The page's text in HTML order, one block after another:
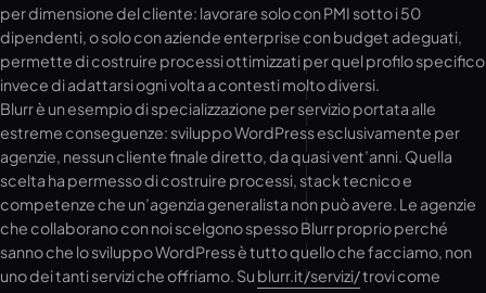
per dimensione del cliente: lavorare solo con PMI sotto i 50
dipendenti, o solo con aziende enterprise con budget adeguati,
permette di costruire processi ottimizzati per quel profilo specifico
invece di adattarsi ogni volta a contesti molto diversi.
Blurr è un esempio di specializzazione per servizio portata alle
estreme conseguenze: sviluppo WordPress esclusivamente per
agenzie, nessun cliente finale diretto, da quasi vent’anni. Quella
scelta ha permesso di costruire processi, stack tecnico e
competenze che un’agenzia generalista non può avere. Le agenzie
che collaborano con noi scelgono spesso Blurr proprio perché
sanno che lo sviluppo WordPress è tutto quello che facciamo, non
uno dei tanti servizi che offriamo. Su blurr.it/servizi/trovi come